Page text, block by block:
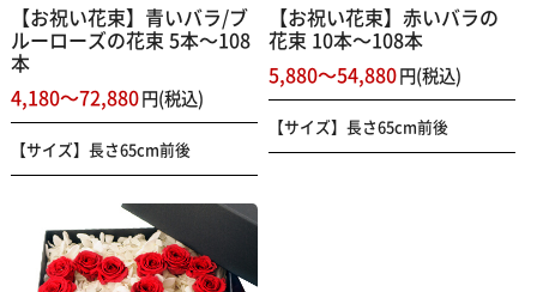
【お祝い花束】青いバラ/ブ
ルーローズの花束 5本～108
本
4,180～72,880円(税込)
【サイズ】長さ65cm前後
【お祝い花束】赤いバラの
花束 10本～108本
5,880～54,880円(税込)
【サイズ】長さ65cm前後